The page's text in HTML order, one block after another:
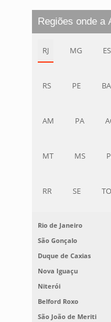
Regiões onde a
RJ MG ES
RS PE BA
AM PA
MT MS
RR SE TO
Rio de Janeiro
São Gonçalo
Duque de Caxias
Nova Iguaçu
Niterói
Belford Roxo
São João de Meriti